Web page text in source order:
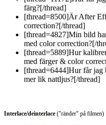
färg?[/thread]
[thread=8500]Är After
correction?[/thread]
[thread=4827]Min bild
med color correction?[/
[thread=5889]Hur
med färger & color
[thread=6444]Hur får jag
mer lik nattljus?[/thread]
Interlace/deinterlace ("ränder" på filmen)